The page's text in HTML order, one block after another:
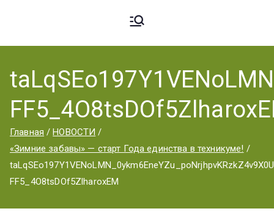
Ардато
вский
Аграрн
аграрный
техникум».
Главная
НОВОСТИ
«Зимние забавы» — старт Года единства в техникуме!
FF5_4O8tsDOf5ZlharoxEM